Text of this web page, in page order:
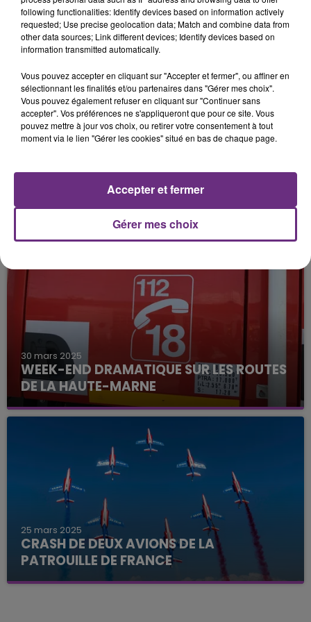
31 mars 2025
PLUIE D'ÉTOILES SUR LA CHAMPAGNE-
ARDENNE
TÉLÉTHON 2024 : QUEL DÉPARTEMENT A
ÉTÉ LE PLUS "GÉNÉREUX" DANS LE...
30 mars 2025
WEEK-END DRAMATIQUE SUR LES ROUTES
DE LA HAUTE-MARNE
25 mars 2025
CRASH DE DEUX AVIONS DE LA
PATROUILLE DE FRANCE
following functionalities: Identify devices based on information actively
requested; Use precise geolocation data; Match and combine data from
other data sources; Link different devices; Identify devices based on
information transmitted automatically.
Vous pouvez accepter en cliquant sur "Accepter et fermer", ou affiner en
sélectionnant les finalités et/ou partenaires dans "Gérer mes choix".
Vous pouvez également refuser en cliquant sur "Continuer sans
accepter". Vos préférences ne s'appliqueront que pour ce site. Vous
pouvez mettre à jour vos choix, ou retirer votre consentement à tout
moment via le lien "Gérer les cookies" situé en bas de chaque page.
Gérer mes choix
Accepter et fermer